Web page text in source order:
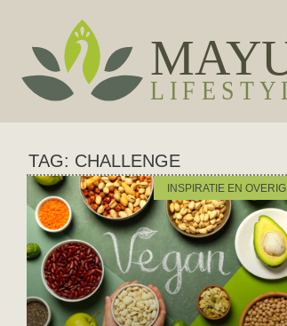
TAG: CHALLENGE
INSPIRATIE EN OVERIG